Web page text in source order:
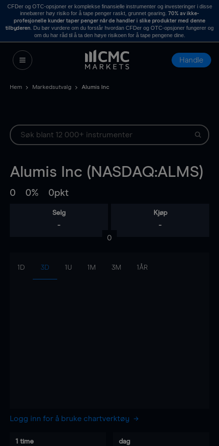
CFDer og OTC-opsjoner er komplekse finansielle instrumenter og investeringer i disse
innebærer høy risiko for å tape penger raskt, grunnet gearing. 70% av ikke-
profesjonelle kunder taper penger når de handler i slike produkter med denne
tilbyderen . Du bør vurdere om du forstår hvordan CFDer og OTC-opsjoner fungerer og
om du har råd til å ta den høye risikoen for å tape pengene dine.
Handle
Hem Markedsutvalg Alumis Inc
Alumis Inc (NASDAQ:ALMS)
0 0% 0pkt
Selg
-
Kjøp
-
0
1D 3D 1U 1M 3M 1ÅR
Logg inn for å bruke chartverktøy
1 time dag